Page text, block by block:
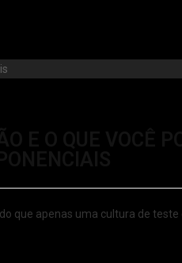
que apenas uma cultura de